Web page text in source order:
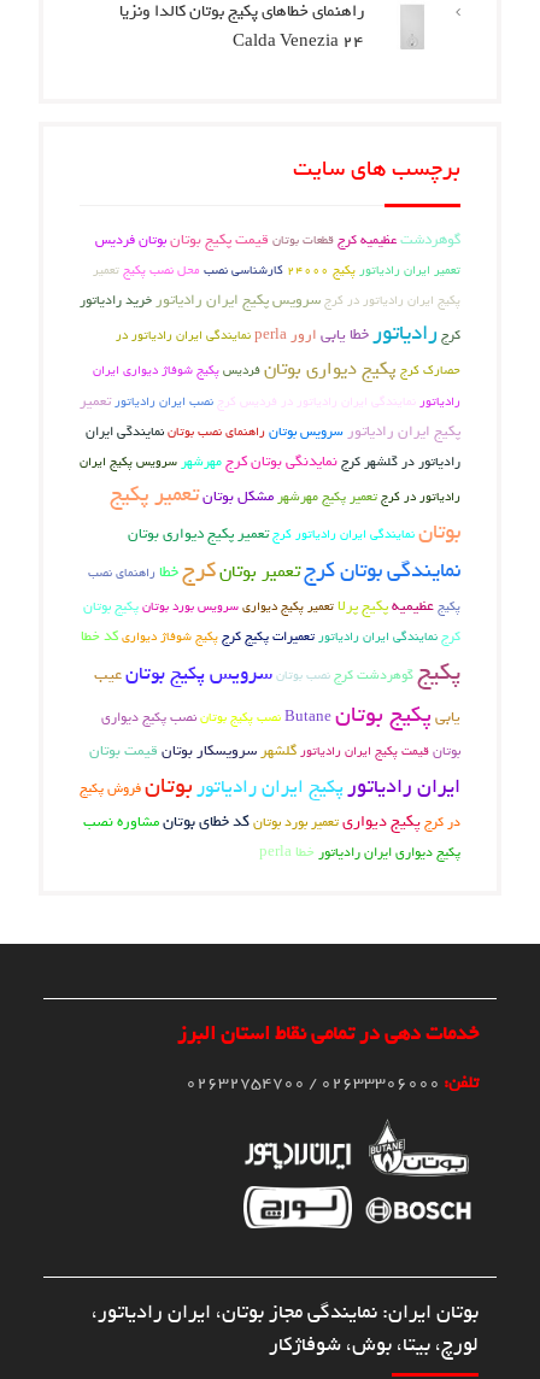
راهنمای خطاهای پکیج بوتان کالدا ونزیا
Calda Venezia 24
برچسب های سایت
گوهردشتعظیمیه کرج قطعات بوتان قیمت پکیج بوتانبوتان فردیس
تعمیر ایران رادیاتور پکیج 24000 کارشناسی نصب محل نصب پکیجتعمیر
پکیج ایران رادیاتور در کرجسرویس پکیج ایران رادیاتورخرید رادیاتور
کرج رادیاتورخطا یابی ارور perla
نمایندگی ایران رادیاتور در
حصارک کرج پکیج دیواری بوتانفردیسپکیج شوفاژ دیواری ایران
رادیاتورنمایندگی ایران رادیاتور در فردیس کرج نصب ایران رادیاتور تعمیر
پکیج ایران رادیاتورسرویس بوتانراهنمای نصب بوتاننمایندگی ایران
رادیاتور در گلشهر کرجنمایدنگی بوتان کرجمهرشهر سرویس پکیج ایران
رادیاتور در کرجتعمیر پکیج مهرشهر مشکل بوتانتعمیر پکیج
بوتاننمایندگی ایران رادیاتور کرجتعمیر پکیج دیواری بوتان
نمایندگی بوتان کرجتعمیر بوتانکرجخطا راهنمای نصب
پکیجعظیمیهپکیج پرلاتعمیر پکیج دیواری سرویس بورد بوتان پکیج بوتان
کرجنمایندگی ایران رادیاتورتعمیرات پکیج کرجپکیج شوفاژ دیواریکد خطا
پکیجگوهردشت کرجنصب بوتانسرویس پکیج بوتانعیب
یابی پکیج بوتانButaneنصب پکیج بوتاننصب پکیج دیواری
بوتانقیمت پکیج ایران رادیاتورگلشهرسرویسکار بوتان قیمت بوتان
ایران رادیاتورپکیج ایران رادیاتوربوتانفروش پکیج
در کرجپکیج دیواریتعمیر بورد بوتانکد خطای بوتانمشاوره نصب
پکیج دیواری ایران رادیاتور خطا perla
خدمات دهی در تمامی نقاط استان البرز
تلفن:
بوتان ایران: نمایندگی مجاز بوتان، ایران رادیاتور،
لورچ، بیتا، بوش، شوفاژکار